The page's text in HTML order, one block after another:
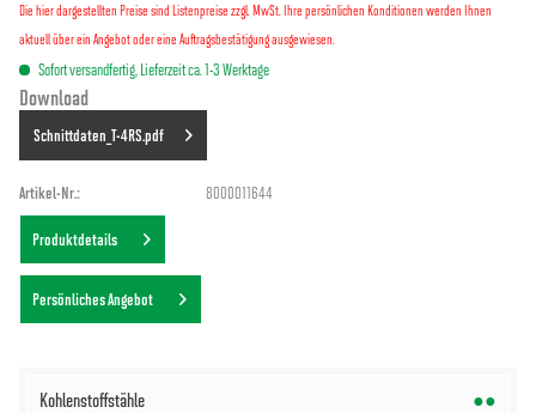
Die hier dargestellten Preise sind Listenpreise zzgl. MwSt. Ihre persönlichen Konditionen werden Ihnen
aktuell über ein Angebot oder eine Auftragsbestätigung ausgewiesen.
Sofort versandfertig, Lieferzeit ca. 1-3 Werktage
Download
Schnittdaten_T-4RS.pdf
Artikel-Nr.: 8000011644
Produktdetails
Persönliches Angebot
●●